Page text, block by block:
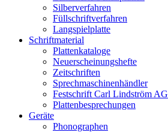
Silberverfahren
Füllschriftverfahren
Langspielplatte
Schriftmaterial
Plattenkataloge
Neuerscheinungshefte
Zeitschriften
Sprechmaschinenhändler
Festschrift Carl Lindström AG
Plattenbesprechungen
Geräte
Phonographen